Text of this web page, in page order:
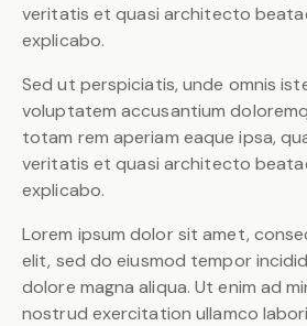
veritatis et quasi architecto
explicabo.
Sed ut perspiciatis, unde omnis
voluptatem accusantium
totam rem aperiam eaque ipsa,
veritatis et quasi architecto
explicabo.
Lorem ipsum dolor sit amet,
elit, sed do eiusmod tempor
dolore magna aliqua. Ut enim ad
nostrud exercitation ullamco